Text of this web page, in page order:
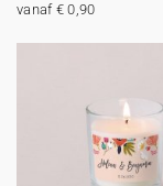
vanaf € 0,90